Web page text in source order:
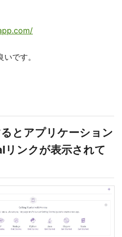
です。
とアプリケーション
ンクが表示されて